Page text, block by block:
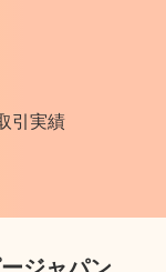
引実績